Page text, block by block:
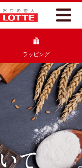
ラッピング